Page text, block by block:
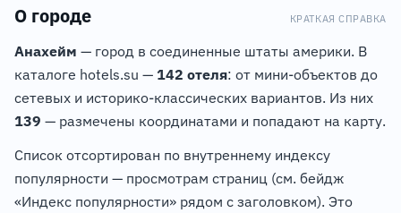
О городе КРАТКАЯ СПРАВКА
Анахейм — город в соединенные штаты америки. В
каталоге hotels.su — 142 отеля: от мини-объектов до
сетевых и историко-классических вариантов. Из них
139 — размечены координатами и попадают на карту.
Список отсортирован по внутреннему индексу
популярности — просмотрам страниц (см. бейдж
«Индекс популярности» рядом с заголовком). Это